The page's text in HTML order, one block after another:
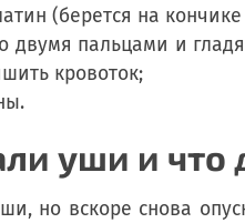
(берется на
двумя пальцами и
кровоток;
уши и что
но вскоре снова